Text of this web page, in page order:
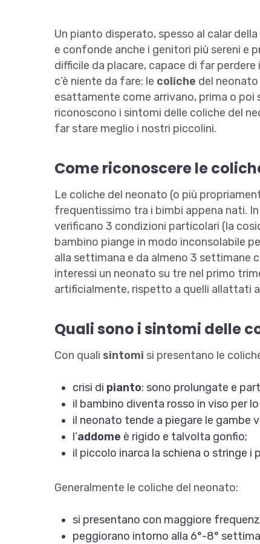
Un pianto disperato, spesso al calar
e confonde anche i genitori più sereni e
difficile da placare, capace di far
c’è niente da fare: le coliche del
esattamente come arrivano, prima o poi
riconoscono i sintomi delle coliche del
far stare meglio i nostri piccolini.
Come riconoscere le
Le coliche del neonato (o più
frequentissimo tra i bimbi appena nati.
verificano 3 condizioni particolari (la
bambino piange in modo inconsolabile
alla settimana e da almeno 3 settimane
interessi un neonato su tre nel primo
artificialmente, rispetto a quelli allattati
Quali sono i sintomi delle
Con quali sintomi si presentano le
crisi di pianto: sono prolungate e
il bambino diventa rosso in viso per
il neonato tende a piegare le gambe
l’addome è rigido e talvolta gonfio;
il piccolo inarca la schiena o stringe i
Generalmente le coliche del neonato:
si presentano con maggiore
peggiorano intorno alla 6°-8°